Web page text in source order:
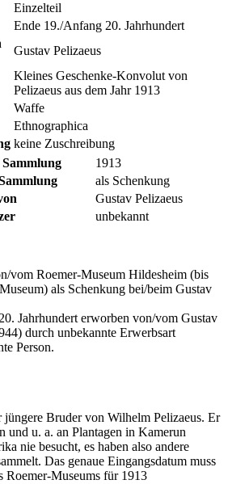
Einzelteil
Ende 19./Anfang 20. Jahrhundert
Gustav Pelizaeus
Kleines Geschenke-Konvolut von
Pelizaeus aus dem Jahr 1913
Waffe
Ethnographica
keine Zuschreibung
1913
als Schenkung
Gustav Pelizaeus
unbekannt
vom Roemer-Museum Hildesheim (bis
als Schenkung bei/beim Gustav
Jahrhundert erworben von/vom Gustav
durch unbekannte Erwerbsart
Person.
jüngere Bruder von Wilhelm Pelizaeus. Er
und u. a. an Plantagen in Kamerun
nie besucht, es haben also andere
Das genaue Eingangsdatum muss
Roemer-Museums für 1913